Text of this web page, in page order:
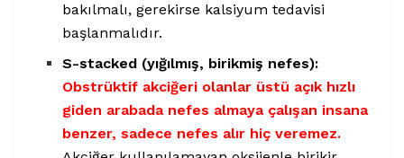
bakılmalı, gerekirse kalsiyum tedavisi
başlanmalıdır.
S-stacked (yığılmış, birikmiş nefes):
Obstrüktif akciğeri olanlar üstü açık hızlı
giden arabada nefes almaya çalışan insana
benzer, sadece nefes alır hiç veremez.